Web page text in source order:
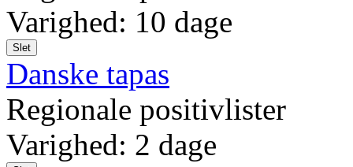
Varighed: 10 dage
Slet
Danske tapas
Regionale positivlister
Varighed: 2 dage